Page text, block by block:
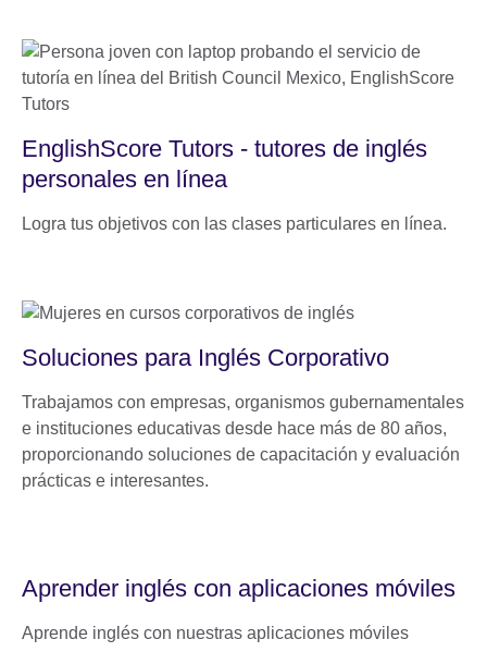
EnglishScore Tutors - tutores de inglés
personales en línea
Logra tus objetivos con las clases particulares en línea.
Soluciones para Inglés Corporativo
Trabajamos con empresas, organismos gubernamentales
e instituciones educativas desde hace más de 80 años,
proporcionando soluciones de capacitación y evaluación
prácticas e interesantes.
Aprender inglés con aplicaciones móviles
Aprende inglés con nuestras aplicaciones móviles